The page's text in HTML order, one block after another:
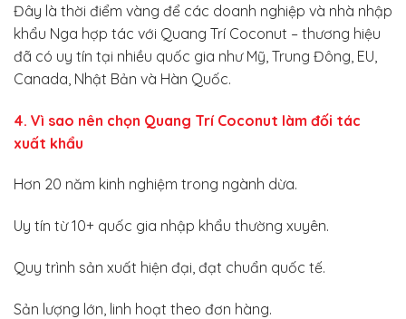
Đây là thời điểm vàng để các doanh nghiệp và nhà nhập
khẩu Nga hợp tác với Quang Trí Coconut – thương hiệu
đã có uy tín tại nhiều quốc gia như Mỹ, Trung Đông, EU,
Canada, Nhật Bản và Hàn Quốc.
4. Vì sao nên chọn Quang Trí Coconut làm đối tác
xuất khẩu
Hơn 20 năm kinh nghiệm trong ngành dừa.
Uy tín từ 10+ quốc gia nhập khẩu thường xuyên.
Quy trình sản xuất hiện đại, đạt chuẩn quốc tế.
Sản lượng lớn, linh hoạt theo đơn hàng.